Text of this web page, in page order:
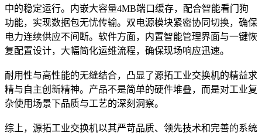
中的稳定运行。内嵌大容量4MB端口缓存，配合智能看门狗
功能，实现数据包无忧传输。双电源模块紧密协同切换，确保
电力连续供应不间断。软件方面，内置智能管理界面与一键恢
复配置设计，大幅简化运维流程，确保现场响应迅速。
耐用性与高性能的无缝结合，凸显了源拓工业交换机的精益求
精与自主创新精神。产品不是简单的硬件堆叠，而是对工业复
杂使用场景下品质与工艺的深刻洞察。
综上，源拓工业交换机以其严苛品质、领先技术和完善的系统